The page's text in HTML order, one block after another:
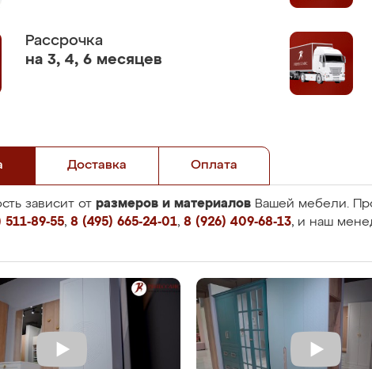
Рассрочка
на 3, 4, 6 месяцев
Доставка Оплата
зависит от размеров и материалов Вашей мебели.
89-55, 8 (495) 665-24-01, 8 (926) 409-68-13, и наш